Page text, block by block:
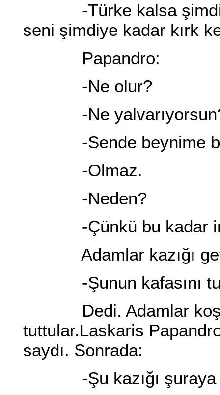
-Türke kalsa şimdi
seni şimdiye kadar kırk
Papandro:
-Ne olur?
-Ne
-Sende beynime bir
-Olmaz.
-Neden?
-Çünkü bu kadar
Adamlar kazığı
-Şunun kafasını
Dedi. Adamlar
tuttular.Laskaris
saydı. Sonrada:
-Şu kazığı şuraya